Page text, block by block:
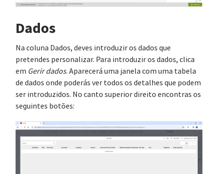
Dados
Na coluna Dados, deves introduzir os dados que
pretendes personalizar. Para introduzir os dados, clica
em Gerir dados. Aparecerá uma janela com uma tabela
de dados onde poderás ver todos os detalhes que podem
ser introduzidos. No canto superior direito encontras os
seguintes botões: